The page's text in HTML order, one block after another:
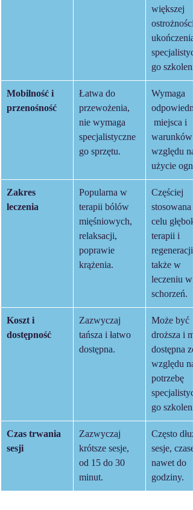
większej
ukończenia
go
Mobilność i
przenośność
Łatwa do
przewożenia,
nie wymaga
specjalistyczne
go sprzętu.
Wymaga
miejsca i
warunków
względu na
użycie
Zakres
leczenia
Popularna w
terapii bólów
mięśniowych,
relaksacji,
poprawie
krążenia.
Częściej
stosowana
celu
terapii i
także w
leczeniu
schorzeń.
Koszt i
dostępność
​Zazwyczaj
tańsza i łatwo
dostępna.
Może być
droższa i
dostępna ze
względu na
potrzebę
go
Czas trwania
sesji
Zazwyczaj
krótsze sesje,
od 15 do 30
minut.
Często
sesje,
nawet do
godziny.